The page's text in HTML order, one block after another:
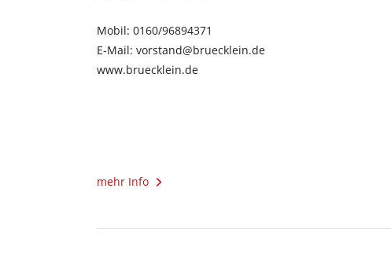
Mobil: 0160/96894371
E-Mail: vorstand@bruecklein.de
www.bruecklein.de
mehr Info